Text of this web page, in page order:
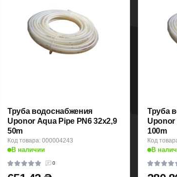
Труба водоснабжения
Uponor Aqua Pipe PN6 32x2,9
50m
Код товара: 000004243
В наличии
0
Труба
Uponor
100m
Код
В